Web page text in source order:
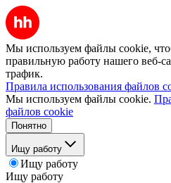
Мы используем файлы cookie,
правильную работу нашего веб-
трафик.
Правила использования файлов
Мы используем файлы cookie.
файлов cookie
Понятно
Ищу работу
Ищу работу
Ищу работу